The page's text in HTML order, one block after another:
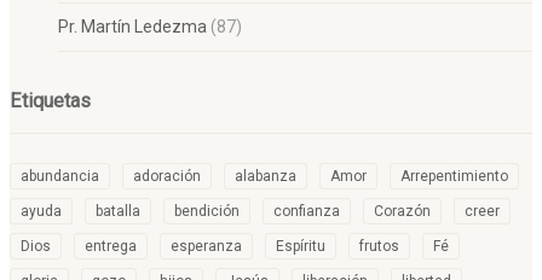
Pr. Martín Ledezma (87)
Etiquetas
abundancia adoración alabanza Amor Arrepentimiento
ayuda batalla bendición confianza Corazón creer
Dios entrega esperanza Espíritu frutos Fé